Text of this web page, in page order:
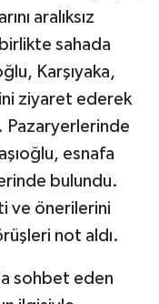
aralıksız
sahada
Karşıyaka,
ziyaret ederek
Pazaryerlerinde
esnafa
bulundu.
ve önerilerini
not aldı.
sohbet eden